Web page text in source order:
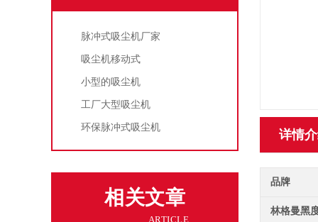
脉冲式吸尘机厂家
吸尘机移动式
小型的吸尘机
工厂大型吸尘机
环保脉冲式吸尘机
相关文章
ARTICLE
详情
品牌
林格曼黑